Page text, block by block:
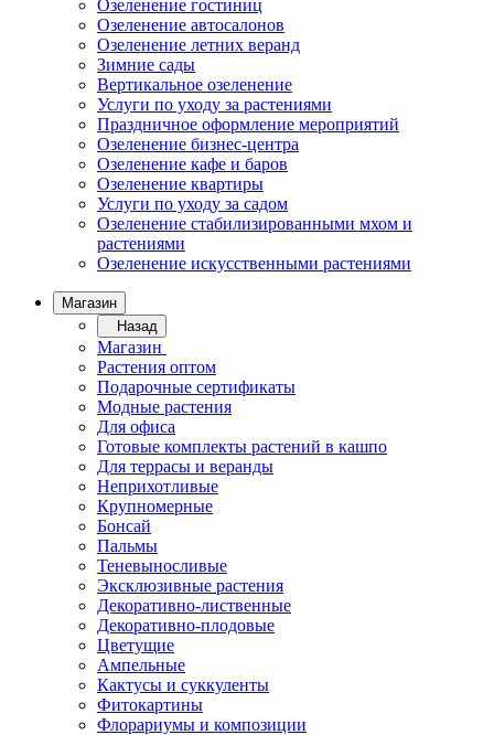
Озеленение гостиниц
Озеленение автосалонов
Озеленение летних веранд
Зимние сады
Вертикальное озеленение
Услуги по уходу за растениями
Праздничное оформление мероприятий
Озеленение бизнес-центра
Озеленение кафе и баров
Озеленение квартиры
Услуги по уходу за садом
Озеленение стабилизированными мхом и
растениями
Озеленение искусственными растениями
Магазин
Назад
Магазин
Растения оптом
Подарочные сертификаты
Модные растения
Для офиса
Готовые комплекты растений в кашпо
Для террасы и веранды
Неприхотливые
Крупномерные
Бонсай
Пальмы
Теневыносливые
Эксклюзивные растения
Декоративно-лиственные
Декоративно-плодовые
Цветущие
Ампельные
Кактусы и суккуленты
Фитокартины
Флорариумы и композиции